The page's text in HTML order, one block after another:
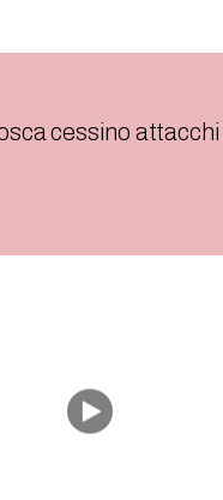
cessino